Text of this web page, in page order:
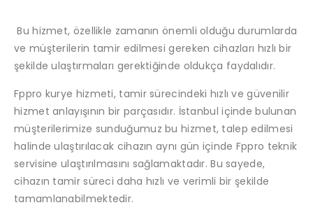
Bu hizmet, özellikle zamanın önemli olduğu durumlarda
ve müşterilerin tamir edilmesi gereken cihazları hızlı bir
şekilde ulaştırmaları gerektiğinde oldukça faydalıdır.
Fppro kurye hizmeti, tamir sürecindeki hızlı ve güvenilir
hizmet anlayışının bir parçasıdır. İstanbul içinde bulunan
müşterilerimize sunduğumuz bu hizmet, talep edilmesi
halinde ulaştırılacak cihazın aynı gün içinde Fppro teknik
servisine ulaştırılmasını sağlamaktadır. Bu sayede,
cihazın tamir süreci daha hızlı ve verimli bir şekilde
tamamlanabilmektedir.